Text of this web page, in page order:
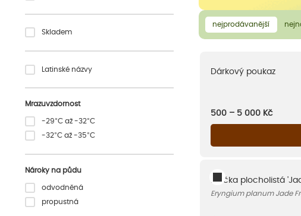
nejprodávanější
Skladem
Latinské názvy
Mrazuvzdornost
-29°C až -32°C
-32°C až -35°C
Nároky na půdu
odvodněná
propustná
Dárkový poukaz
500 – 5 000 Kč
Máčka plocholistá
Eryngium planum Jade